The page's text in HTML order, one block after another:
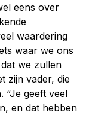
eens over
waardering
waar we ons
we zullen
zijn vader, die
“Je geeft veel
en dat hebben